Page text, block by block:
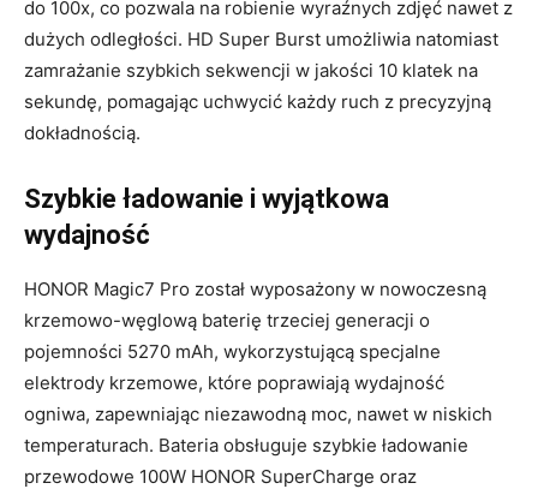
do 100x, co pozwala na robienie wyraźnych zdjęć nawet z
dużych odległości. HD Super Burst umożliwia natomiast
zamrażanie szybkich sekwencji w jakości 10 klatek na
sekundę, pomagając uchwycić każdy ruch z precyzyjną
dokładnością.
Szybkie ładowanie i wyjątkowa
wydajność
HONOR Magic7 Pro został wyposażony w nowoczesną
krzemowo-węglową baterię trzeciej generacji o
pojemności 5270 mAh, wykorzystującą specjalne
elektrody krzemowe, które poprawiają wydajność
ogniwa, zapewniając niezawodną moc, nawet w niskich
temperaturach. Bateria obsługuje szybkie ładowanie
przewodowe 100W HONOR SuperCharge oraz